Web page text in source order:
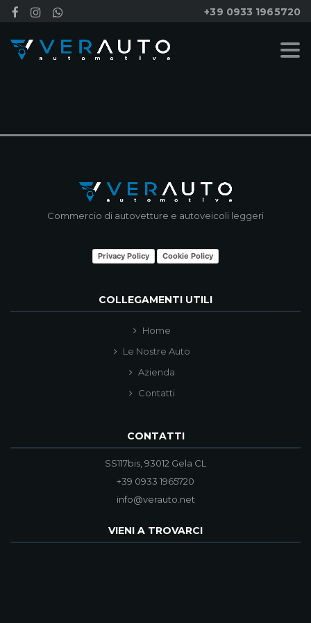
+39 0933 1965720
Commercio di autovetture e autoveicoli leggeri
Privacy Policy Cookie Policy
COLLEGAMENTI UTILI
Home
Le Nostre Auto
Azienda
Contatti
CONTATTI
SS117bis, 93012 Gela CL
+39 0933 1965720
info@verauto.net
VIENI A TROVARCI